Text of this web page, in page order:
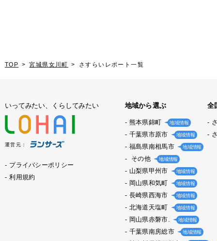
TOP 宮城県女川町 さすらいレポート一覧
いってみたい、くらしてみたい
運営元：
プライバシーポリシー
利用規約
地域から選ぶ
熊本県錦町 地域情報
千葉県市原市 地域情報
福島県南相馬市 地域情報
その他 地域情報
山梨県甲州市 地域情報
岡山県和気町 地域情報
長崎県西海市 地域情報
北海道天塩町 地域情報
岡山県赤磐市. 地域情報
千葉県南房総市 地域情報
全